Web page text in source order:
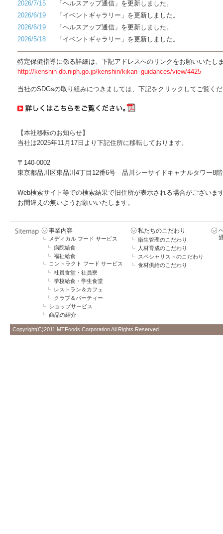
2026/7/15
「ヘルスアップ通信」を更新しました。
2026/6/19
「イベントギャラリー」を更新しました。
2026/6/19
「ヘルスアップ通信」を更新しました。
2026/5/18
「イベントギャラリー」を更新しました。
特定保健指導に係る詳細は、下記アドレスへのリンクをお願いいたし
http://kenshin-db.niph.go.jp/kenshin/kikan_guidances/view/4425
当社のSDGsの取り組みにつきましては、下記をクリックしてご覧く
【本社移転のお知らせ】
当社は2025年11月17日より下記住所に移転しております。
〒140-0002
東京都品川区東品川4丁目12番6号 品川シーサイドキャナルタワー8階
Web検索サイト等での検索結果で旧住所が表示される場合がございま
お間違えの無いようお願いいたします。
事業内容
メディカル フード サービス
病院給食
福祉給食
コントラクト フード サービス
社員食堂・社員寮
学校給食・学生食堂
レストラン＆カフェ
クラブ＆パーティー
ショップサービス
商品の紹介
私たちのこだわり
衛生管理のこだわり
人材育成のこだわり
スペシャリストのこだわり
食材供給のこだわり
Copyright(C)2011 MTFoods Corporation All Rights Reserved.